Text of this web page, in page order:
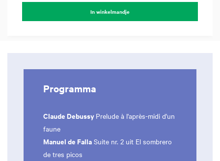
In winkelmandje
Programma
Claude Debussy Prelude à l'après-midi d'un
faune
Manuel de Falla Suite nr. 2 uit El sombrero
de tres picos